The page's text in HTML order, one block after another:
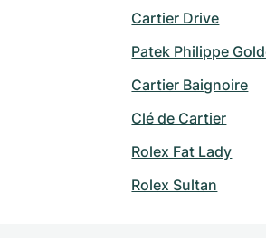
Cartier Drive
Patek Philippe
Cartier Baignoire
Clé de Cartier
Rolex Fat Lady
Rolex Sultan